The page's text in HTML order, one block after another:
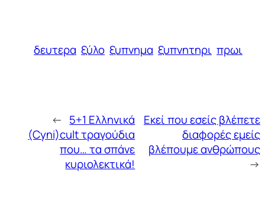
δευτερα ξύλο ξυπνημα ξυπνητηρι πρωι
← 5+1 Ελληνικά
(Cyni)cult τραγούδια
που… τα σπάνε
κυριολεκτικά!
Εκεί που εσείς βλέπετε
διαφορές εμείς
βλέπουμε ανθρώπους
→